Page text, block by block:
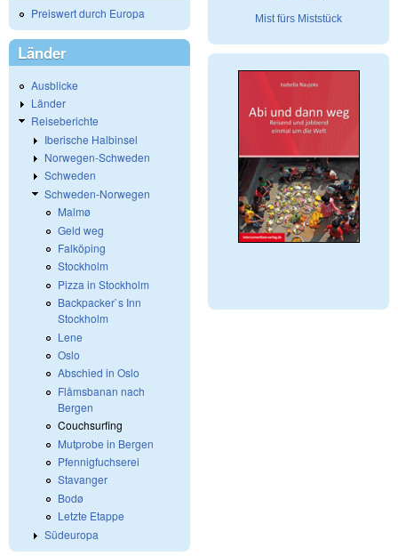
Preiswert durch Europa
Länder
Ausblicke
Länder
Reiseberichte
Iberische Halbinsel
Norwegen-Schweden
Schweden
Schweden-Norwegen
Malmø
Geld weg
Falköping
Stockholm
Pizza in Stockholm
Backpacker`s Inn
Stockholm
Lene
Oslo
Abschied in Oslo
Flåmsbanan nach
Bergen
Couchsurfing
Mutprobe in Bergen
Pfennigfuchserei
Stavanger
Bodø
Letzte Etappe
Südeuropa
Mist fürs Miststück